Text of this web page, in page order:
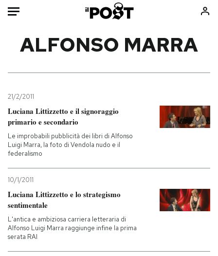
Mondo
Politica
Tecnologia
Internet
Scienza
Economia
Sport
Ok Boomer!
Mondiali calcio 2026
PODCAST
ALFONSO MARRA
21/2/2011
Luciana Littizzetto e il signoraggio
primario e secondario
Le improbabili pubblicità dei libri di Alfonso
Luigi Marra, la foto di Vendola nudo e il
federalismo
10/1/2011
Luciana Littizzetto e lo strategismo
sentimentale
L'antica e ambiziosa carriera letteraria di
Alfonso Luigi Marra raggiunge infine la prima
serata RAI